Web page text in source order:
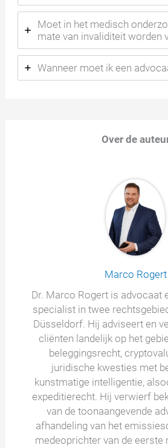
Moet in het medisch
mate van invaliditeit worden
Wanneer moet ik een
Over de
Marco Rogert
Dr. Marco Rogert is advocaat
specialist in twee
Düsseldorf. Hij adviseert en
cliënten landelijk op het
beleggingsrecht,
juridische kwesties met
kunstmatige intelligentie,
expeditierecht. Hij verwierf
van de toonaangevende
afhandeling van het
medeoprichter van de eerste